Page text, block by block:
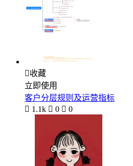
收藏
立即使用
客户分层规则及运营指标
 1.1k  0  0